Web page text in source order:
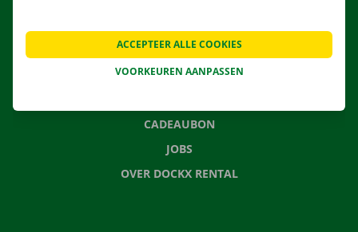
CONTACTEER ONS
VEELGESTELDE VRAGEN
CADEAUBON
JOBS
OVER DOCKX RENTAL
VOORKEUREN AANPASSEN
ACCEPTEER ALLE COOKIES